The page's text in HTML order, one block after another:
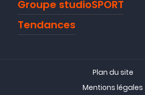
Groupe studioSPORT
Tendances
Plan du site
Mentions légales